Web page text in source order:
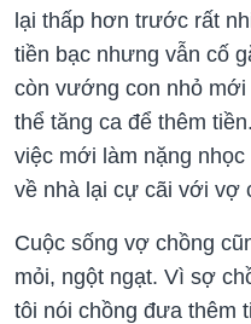
lại thấp hơn trước rất
tiền bạc nhưng vẫn cố
còn vướng con nhỏ
thể tăng ca để thêm
việc mới làm nặng
về nhà lại cự cãi với vợ
Cuộc sống vợ chồng
mỏi, ngột ngạt. Vì sợ
tôi nói chồng đưa thêm